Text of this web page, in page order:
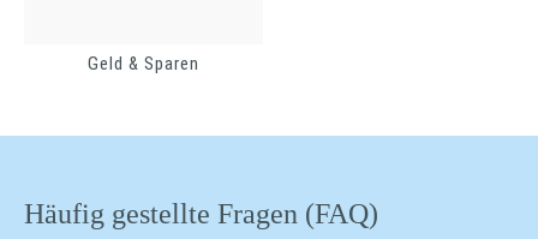
Geld & Sparen
Häufig gestellte Fragen (FAQ)